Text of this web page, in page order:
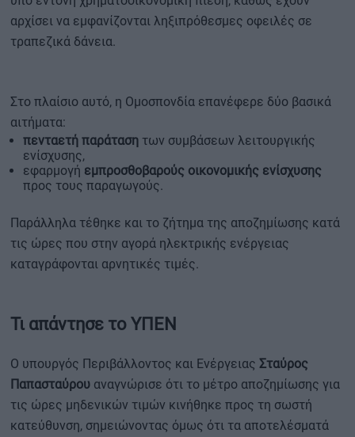
αρχίσει να εμφανίζονται ληξιπρόθεσμες οφειλές σε
τραπεζικά δάνεια.
Στο πλαίσιο αυτό, η Ομοσπονδία επανέφερε δύο βασικά
αιτήματα:
πενταετή παράταση των συμβάσεων λειτουργικής
ενίσχυσης,
εφαρμογή εμπροσθοβαρούς οικονομικής ενίσχυσης
προς τους παραγωγούς.
Παράλληλα τέθηκε και το ζήτημα της αποζημίωσης κατά
τις ώρες που στην αγορά ηλεκτρικής ενέργειας
καταγράφονται αρνητικές τιμές.
Τι απάντησε το ΥΠΕΝ
Ο υπουργός Περιβάλλοντος και Ενέργειας Σταύρος
Παπασταύρου αναγνώρισε ότι το μέτρο αποζημίωσης για
τις ώρες μηδενικών τιμών κινήθηκε προς τη σωστή
κατεύθυνση, σημειώνοντας όμως ότι τα αποτελέσματά